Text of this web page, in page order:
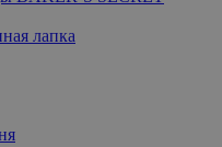
лапка